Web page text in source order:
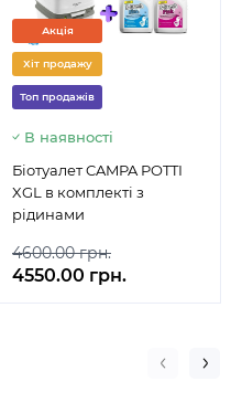
Акція
Хіт продажу
Топ продажів
В наявності
Біотуалет CAMPA POTTI
XGL в комплекті з
рідинами
4600.00 грн.
4550.00 грн.